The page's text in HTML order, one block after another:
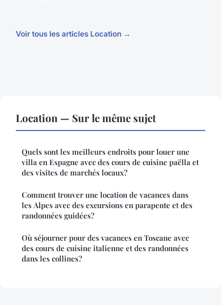
Voir tous les articles Location →
Location — Sur le même sujet
Quels sont les meilleurs endroits pour louer une
villa en Espagne avec des cours de cuisine paëlla et
des visites de marchés locaux?
Comment trouver une location de vacances dans
les Alpes avec des excursions en parapente et des
randonnées guidées?
Où séjourner pour des vacances en Toscane avec
des cours de cuisine italienne et des randonnées
dans les collines?